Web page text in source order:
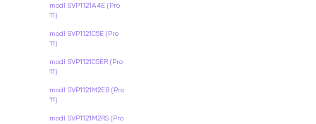
modl SVP1121A4E (Pro
11)
modl SVP1121C5E (Pro
11)
modl SVP1121C5ER (Pro
11)
modl SVP1121M2EB (Pro
11)
modl SVP1121M2RS (Pro